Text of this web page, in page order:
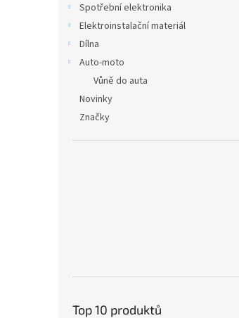
Spotřební elektronika
Elektroinstalační materiál
Dílna
Auto-moto
Vůně do auta
Novinky
Značky
Top 10 produktů